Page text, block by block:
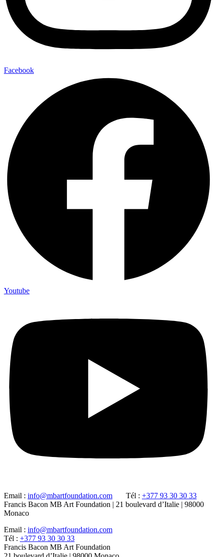
Facebook
Youtube
Email : info@mbartfoundation.com Tél : +377 93 30 30 33
Francis Bacon MB Art Foundation | 21 boulevard d’Italie | 98000
Monaco
Email : info@mbartfoundation.com
Tél : +377 93 30 30 33
Francis Bacon MB Art Foundation